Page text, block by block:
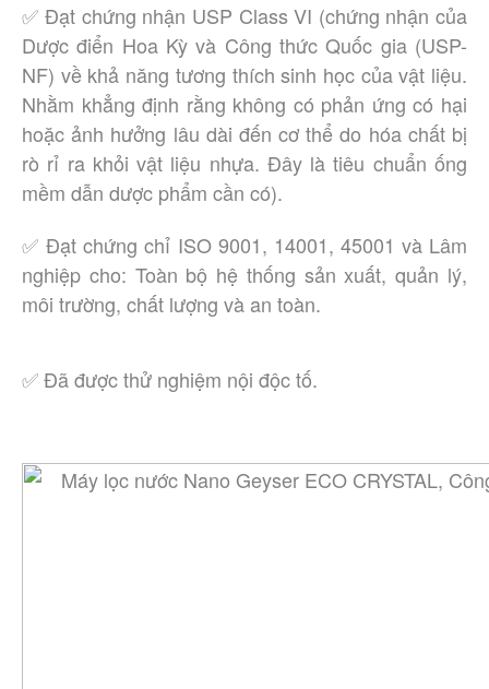
✅ Đạt chứng nhận USP Class VI (chứng nhận của
Dược điển Hoa Kỳ và Công thức Quốc gia (USP-
NF) về khả năng tương thích sinh học của vật liệu.
Nhằm khẳng định rằng không có phản ứng có hại
hoặc ảnh hưởng lâu dài đến cơ thể do hóa chất bị
rò rỉ ra khỏi vật liệu nhựa. Đây là tiêu chuẩn ống
mềm dẫn dược phẩm cần có).
✅ Đạt chứng chỉ ISO 9001, 14001, 45001 và Lâm
nghiệp cho: Toàn bộ hệ thống sản xuất, quản lý,
môi trường, chất lượng và an toàn.
✅ Đã được thử nghiệm nội độc tố.